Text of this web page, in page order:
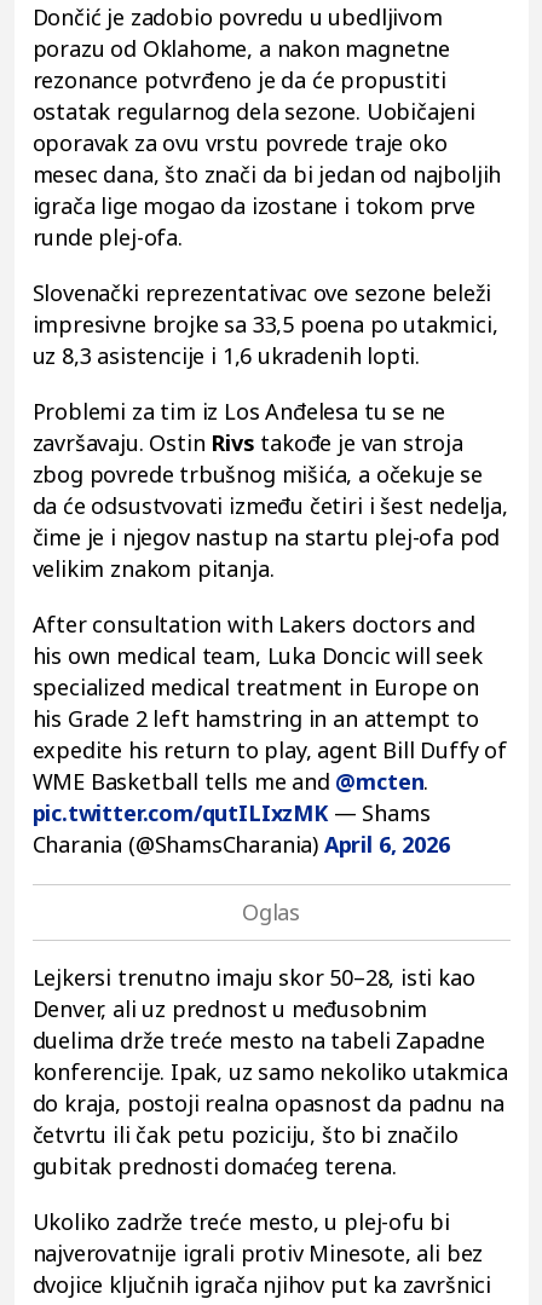
Dončić je zadobio povredu u ubedljivom
porazu od Oklahome, a nakon magnetne
rezonance potvrđeno je da će propustiti
ostatak regularnog dela sezone. Uobičajeni
oporavak za ovu vrstu povrede traje oko
mesec dana, što znači da bi jedan od najboljih
igrača lige mogao da izostane i tokom prve
runde plej-ofa.
Slovenački reprezentativac ove sezone beleži
impresivne brojke sa 33,5 poena po utakmici,
uz 8,3 asistencije i 1,6 ukradenih lopti.
Problemi za tim iz Los Anđelesa tu se ne
završavaju. Ostin Rivs takođe je van stroja
zbog povrede trbušnog mišića, a očekuje se
da će odsustvovati između četiri i šest nedelja,
čime je i njegov nastup na startu plej-ofa pod
velikim znakom pitanja.
After consultation with Lakers doctors and
his own medical team, Luka Doncic will seek
specialized medical treatment in Europe on
his Grade 2 left hamstring in an attempt to
expedite his return to play, agent Bill Duffy of
WME Basketball tells me and @mcten.
pic.twitter.com/qutILIxzMK— Shams
Charania (@ShamsCharania) April 6, 2026
Lejkersi trenutno imaju skor 50–28, isti kao
Denver, ali uz prednost u međusobnim
duelima drže treće mesto na tabeli Zapadne
konferencije. Ipak, uz samo nekoliko utakmica
do kraja, postoji realna opasnost da padnu na
četvrtu ili čak petu poziciju, što bi značilo
gubitak prednosti domaćeg terena.
Ukoliko zadrže treće mesto, u plej-ofu bi
najverovatnije igrali protiv Minesote, ali bez
dvojice ključnih igrača njihov put ka završnici